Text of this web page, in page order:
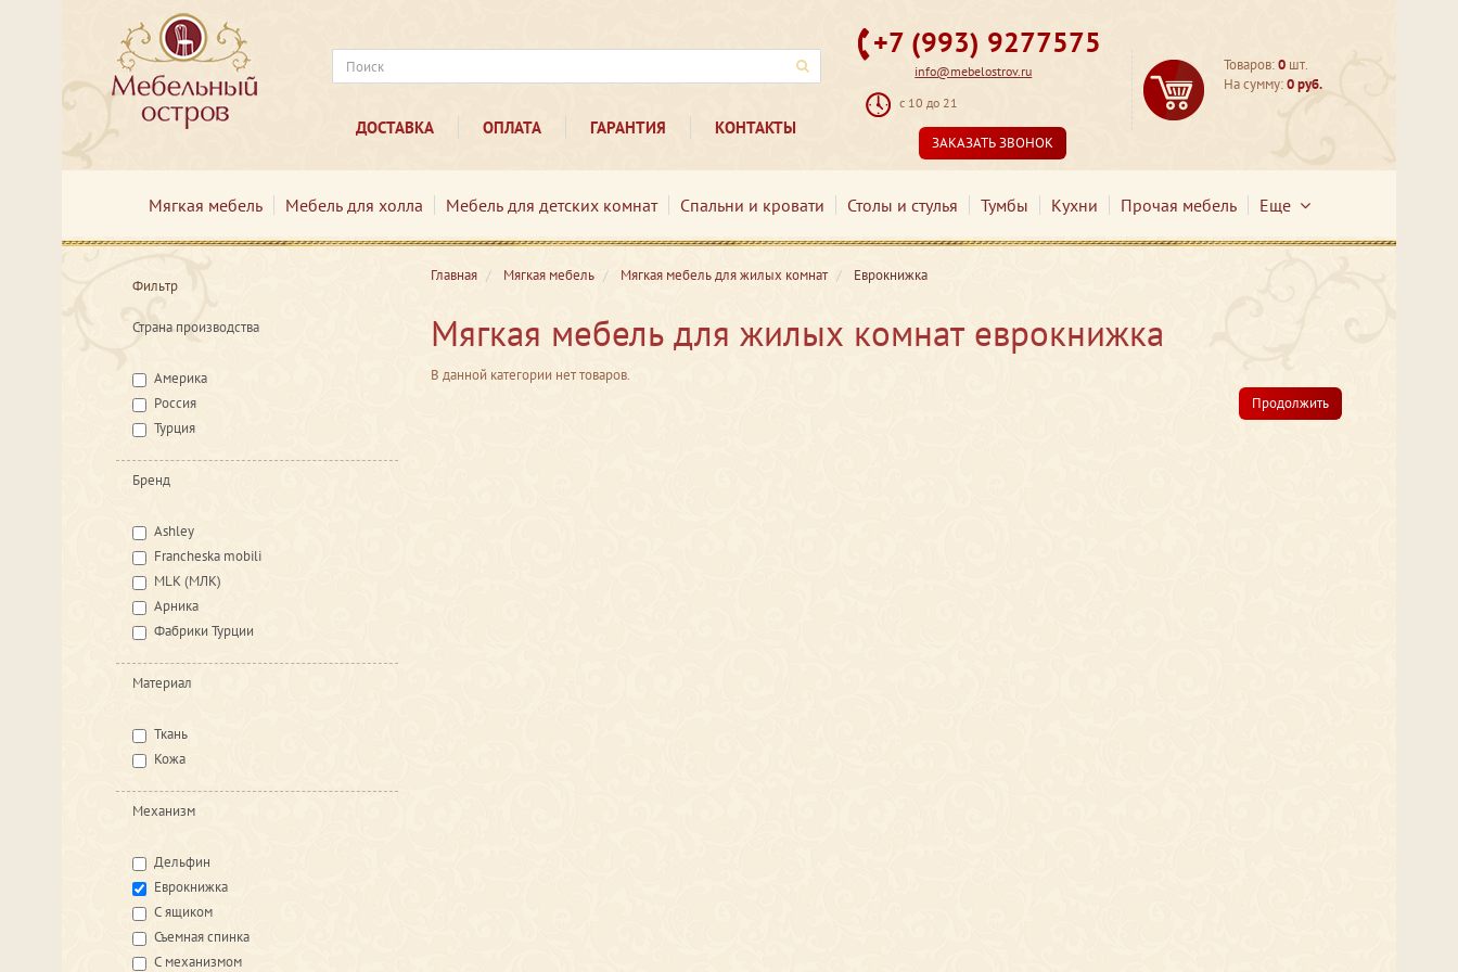
ДОСТАВКА ОПЛАТА ГАРАНТИЯ КОНТАКТЫ
+7 (993) 9277575
info@mebelostrov.ru
с 10 до 21
ЗАКАЗАТЬ ЗВОНОК
Товаров:0 шт.
На сумму:0 руб.
Мягкая мебель Мебель для холла Мебель для детских комнат Спальни и кровати Столы и стулья Тумбы Кухни Прочая мебель Еще
Фильтр
Страна производства
Америка
Россия
Турция
Бренд
Ashley
Francheska mobili
MLK (МЛК)
Арника
Фабрики Турции
Материал
Ткань
Кожа
Механизм
Дельфин
Еврокнижка
С ящиком
Съемная спинка
С механизмом
Главная Мягкая мебель Мягкая мебель для жилых комнат Еврокнижка
Мягкая мебель для жилых комнат еврокнижка
В данной категории нет товаров.
Продолжить